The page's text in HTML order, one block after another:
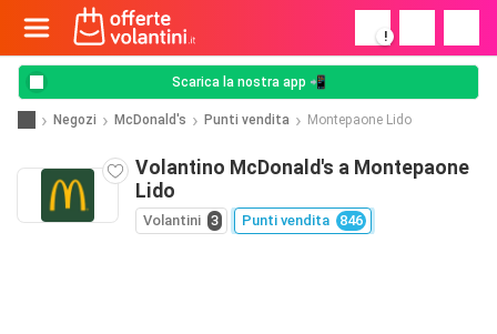
!
Scarica la nostra app 📲
Negozi McDonald's Punti vendita Montepaone Lido
Volantino McDonald's a Montepaone
Lido
Volantini 3 Punti vendita 846